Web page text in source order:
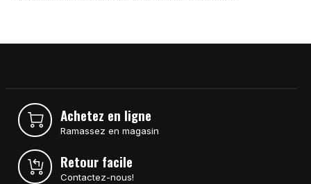
Achetez en ligne
Ramassez en magasin
Retour facile
Contactez-nous!